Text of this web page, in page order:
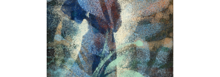
Figurális